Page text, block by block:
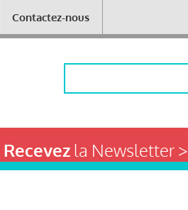
Contactez-nous
Recevezla Newsletter >